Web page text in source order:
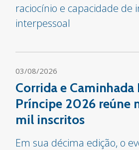
raciocínio e capacidade de
interpessoal
03/08/2026
Corrida e Caminhada
Príncipe 2026 reúne
mil inscritos
Em sua décima edição, o